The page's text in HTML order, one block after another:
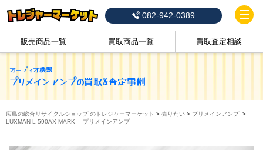
082-942-0389
販売商品一覧 買取商品一覧 買取査定相談
オーディオ機器
プリメインアンプの買取&査定事例
広島の総合リサイクルショップ のトレジャーマーケット > 売りたい > プリメインアンプ >
LUXMAN L-590AX MARKⅡ プリメインアンプ